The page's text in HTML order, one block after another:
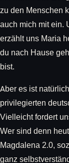
zu den Menschen
auch mich mit ein.
erzählt uns Maria
du nach Hause
bist.
Aber es ist
privilegierten
Vielleicht fordert
Wer sind denn
Magdalena 2.0,
ganz